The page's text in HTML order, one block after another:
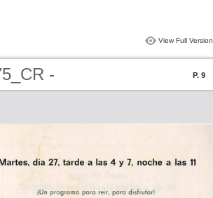
View Full Version
-
P. 9